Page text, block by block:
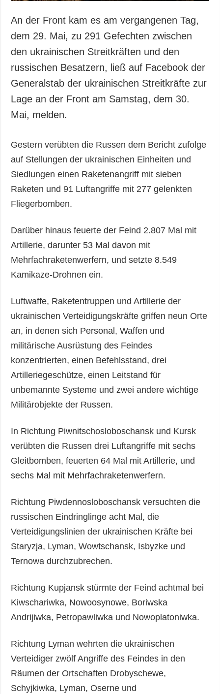
An der Front kam es am vergangenen Tag,
dem 29. Mai, zu 291 Gefechten zwischen
den ukrainischen Streitkräften und den
russischen Besatzern, ließ auf Facebook der
Generalstab der ukrainischen Streitkräfte zur
Lage an der Front am Samstag, dem 30.
Mai, melden.
Gestern verübten die Russen dem Bericht zufolge
auf Stellungen der ukrainischen Einheiten und
Siedlungen einen Raketenangriff mit sieben
Raketen und 91 Luftangriffe mit 277 gelenkten
Fliegerbomben.
Darüber hinaus feuerte der Feind 2.807 Mal mit
Artillerie, darunter 53 Mal davon mit
Mehrfachraketenwerfern, und setzte 8.549
Kamikaze-Drohnen ein.
Luftwaffe, Raketentruppen und Artillerie der
ukrainischen Verteidigungskräfte griffen neun Orte
an, in denen sich Personal, Waffen und
militärische Ausrüstung des Feindes
konzentrierten, einen Befehlsstand, drei
Artilleriegeschütze, einen Leitstand für
unbemannte Systeme und zwei andere wichtige
Militärobjekte der Russen.
In Richtung Piwnitschosloboschansk und Kursk
verübten die Russen drei Luftangriffe mit sechs
Gleitbomben, feuerten 64 Mal mit Artillerie, und
sechs Mal mit Mehrfachraketenwerfern.
Richtung Piwdennosloboschansk versuchten die
russischen Eindringlinge acht Mal, die
Verteidigungslinien der ukrainischen Kräfte bei
Staryzja, Lyman, Wowtschansk, Isbyzke und
Ternowa durchzubrechen.
Richtung Kupjansk stürmte der Feind achtmal bei
Kiwschariwka, Nowoosynowe, Boriwska
Andrijiwka, Petropawliwka und Nowoplatoniwka.
Richtung Lyman wehrten die ukrainischen
Verteidiger zwölf Angriffe des Feindes in den
Räumen der Ortschaften Drobyschewe,
Schyjkiwka, Lyman, Oserne und